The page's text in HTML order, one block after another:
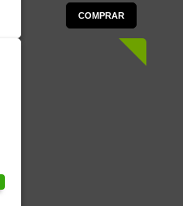
COMPRAR